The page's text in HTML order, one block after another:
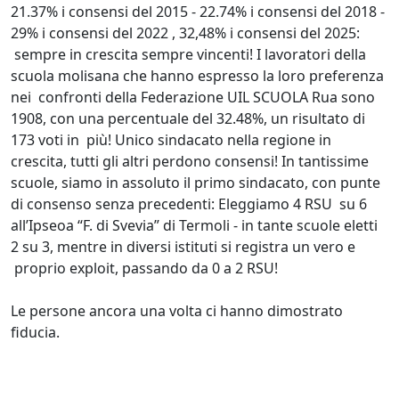
21.37% i consensi del 2015 - 22.74% i consensi del 2018 -
29% i consensi del 2022 , 32,48% i consensi del 2025:
sempre in crescita sempre vincenti! I lavoratori della
scuola molisana che hanno espresso la loro preferenza
nei confronti della Federazione UIL SCUOLA Rua sono
1908, con una percentuale del 32.48%, un risultato di
173 voti in più! Unico sindacato nella regione in
crescita, tutti gli altri perdono consensi! In tantissime
scuole, siamo in assoluto il primo sindacato, con punte
di consenso senza precedenti: Eleggiamo 4 RSU su 6
all’Ipseoa “F. di Svevia” di Termoli - in tante scuole eletti
2 su 3, mentre in diversi istituti si registra un vero e
proprio exploit, passando da 0 a 2 RSU!
Le persone ancora una volta ci hanno dimostrato
fiducia.